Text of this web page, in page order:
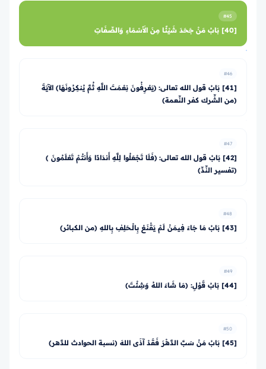
#45
[40] بَابُ مَنْ جَحَدَ شَيْئًا مِنَ الأَسْمَاءِ وَالصِّفَاتِ
#46
[41] بَابُ قول الله تعالى: ﴿يَعْرِفُونَ نِعْمَتَ اللَّهِ ثُمَّ يُنكِرُونَهَا﴾ الآيَةَ
(من الشِّرك كفر النِّعمة)
#47
[42] بَابُ قول الله تعالى: ﴿فَلَا تَجْعَلُوا لِلَّهِ أَندَادًا وَأَنتُمْ تَعْلَمُونَ ﴾
(تفسير النِّدِّ)
#48
[43] بَابُ مَا جَاءَ فِيمَنْ لَمْ يَقْنَعْ بِالْـحَلِفِ بِاللهِ (من الكبائر)
#49
[44] بَابُ قَوْلِ: (مَا شَاءَ اللهُ وَشِئْتَ)
#50
[45] بَابُ مَنْ سَبَّ الدَّهْرَ فَقَدْ آذَى اللهَ (نسبة الحوادث للدَّهر)